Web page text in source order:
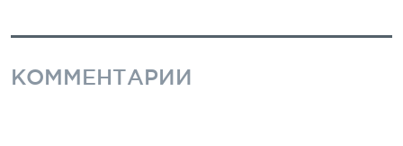
КОММЕНТАРИИ